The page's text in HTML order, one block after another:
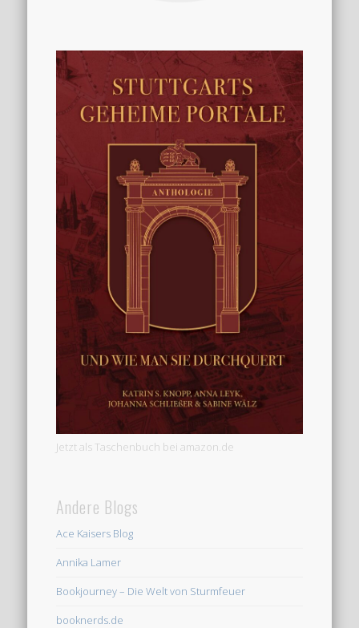
Jetzt als Taschenbuch bei amazon.de
Andere Blogs
Ace Kaisers Blog
Annika Lamer
Bookjourney – Die Welt von Sturmfeuer
booknerds.de